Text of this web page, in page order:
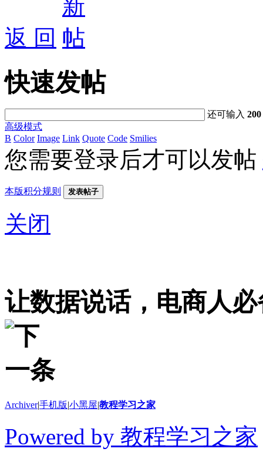
返 回
快速发帖
还可输入200
高级模式
B Color Image Link Quote Code Smilies
您需要登录后才可以发帖
本版积分规则 发表帖子
关闭
让数据说话，电商人
Archiver|手机版|小黑屋|教程学习之家
Powered by 教程学习之家